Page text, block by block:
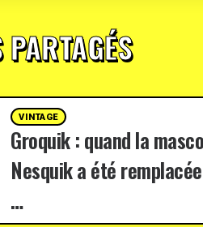
VINTAGE
Groquik : quand la
Nesquik a été
…